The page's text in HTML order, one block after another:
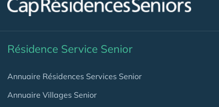
Résidence Service Senior
Annuaire Résidences Services Senior
Annuaire Villages Senior